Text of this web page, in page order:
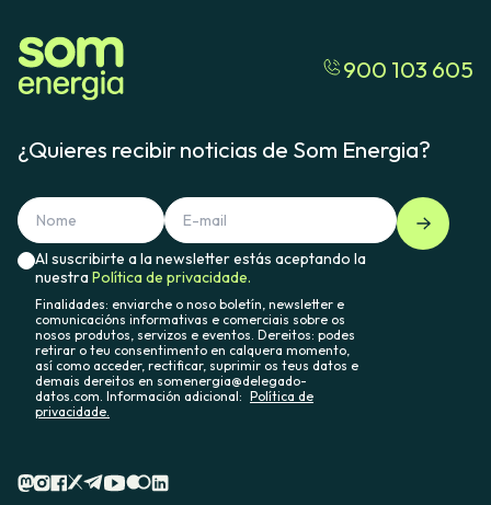
900 103 605
¿Quieres recibir noticias de Som Energia?
Al suscribirte a la newsletter estás aceptando la
nuestraPolítica de privacidade.
Finalidades: enviarche o noso boletín, newsletter e
comunicacións informativas e comerciais sobre os
nosos produtos, servizos e eventos. Dereitos: podes
retirar o teu consentimento en calquera momento,
así como acceder, rectificar, suprimir os teus datos e
demais dereitos en somenergia@delegado-
datos.com. Información adicional: Política de
privacidade.